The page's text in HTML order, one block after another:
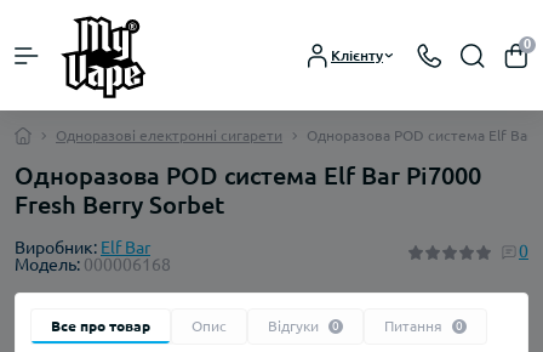
Клієнту
0
Одноразові електронні сигарети Одноразова POD система Elf Bar
Одноразова POD система Elf Bar Pi7000
Fresh Berry Sorbet
Виробник: Elf Bar
Модель: 000006168
0
Все про товар Опис Відгуки 0 Питання 0